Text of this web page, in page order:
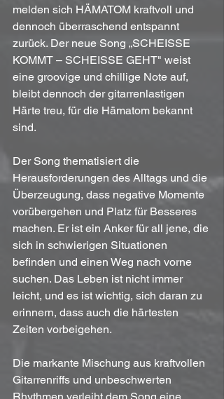
melden sich HÄMATOM kraftvoll und
dennoch überraschend entspannt
zurück. Der neue Song „SCHEISSE
KOMMT – SCHEISSE GEHT" weist
eine groovige und chillige Note auf,
bleibt dennoch der gitarrenlastigen
Härte treu, für die Hämatom bekannt
sind.
Der Song thematisiert die
Herausforderungen des Alltags und die
Überzeugung, dass negative Momente
vorübergehen und Platz für Besseres
machen. Er ist ein Anker für all jene, die
sich in schwierigen Situationen
befinden und einen Weg nach vorne
suchen. Das Leben ist nicht immer
leicht, und es ist wichtig, sich daran zu
erinnern, dass auch die härtesten
Zeiten vorbeigehen.
Die markante Mischung aus kraftvollen
Gitarrenriffs und unbeschwerten